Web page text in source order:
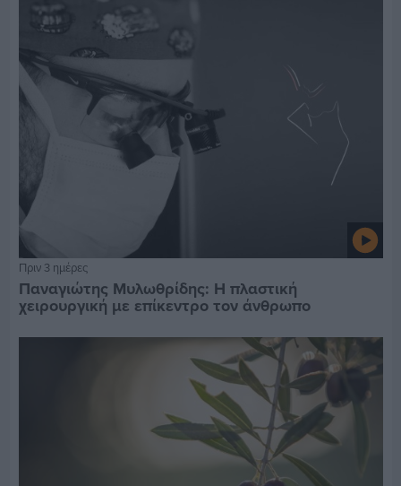
Πριν 3 ημέρες
Παναγιώτης Μυλωθρίδης: Η πλαστική
χειρουργική με επίκεντρο τον άνθρωπο